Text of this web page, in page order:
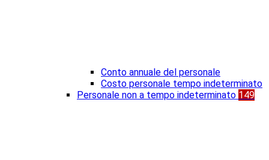
Conto annuale del personale
Costo personale tempo indeterminato
Personale non a tempo indeterminato 149